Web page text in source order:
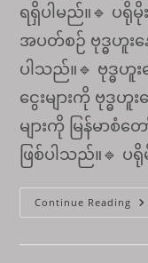
ရရှိပါမည်။🔹 ပရို
အပတ်စဉ် ဗုဒ္ဓဟူး
ပါသည်။🔹 ဗုဒ္ဓဟူ
ငွေး‌များကို ဗုဒ္
များကို မြန်မာစံတ
ဖြစ်ပါသည်။🔹 ပ
Continue Reading
ပ